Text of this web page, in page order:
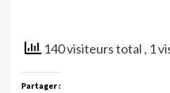
140 visiteurs total , 1
Partager :